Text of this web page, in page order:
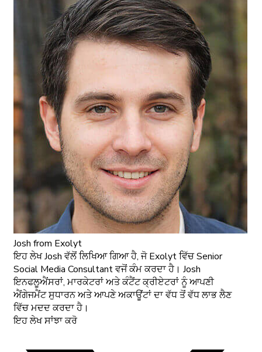
Josh from Exolyt
ਇਹ ਲੇਖ Josh ਵੱਲੋਂ ਲਿਖਿਆ ਗਿਆ ਹੈ, ਜੋ Exolyt ਵਿੱਚ Senior
Social Media Consultant ਵਜੋਂ ਕੰਮ ਕਰਦਾ ਹੈ। Josh
ਇਨਫਲੂਐਂਸਰਾਂ, ਮਾਰਕੇਟਰਾਂ ਅਤੇ ਕੰਟੈਂਟ ਕ੍ਰੀਏਟਰਾਂ ਨੂੰ ਆਪਣੀ
ਐਂਗੇਜਮੈਂਟ ਸੁਧਾਰਨ ਅਤੇ ਆਪਣੇ ਅਕਾਊਂਟਾਂ ਦਾ ਵੱਧ ਤੋਂ ਵੱਧ ਲਾਭ ਲੈਣ
ਵਿੱਚ ਮਦਦ ਕਰਦਾ ਹੈ।
ਇਹ ਲੇਖ ਸਾਂਝਾ ਕਰੋ